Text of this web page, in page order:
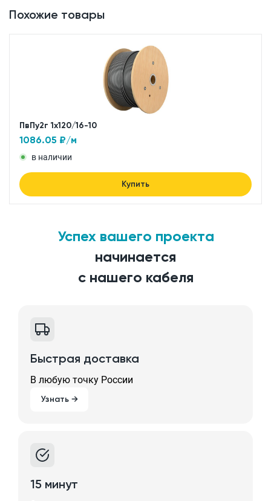
Похожие товары
ПвПу2г 1x120/16-10
1086.05 ₽/м
в наличии
Купить
Успех вашего проекта
начинается
с нашего кабеля
Быстрая доставка
В любую точку России
Узнать →
15 минут